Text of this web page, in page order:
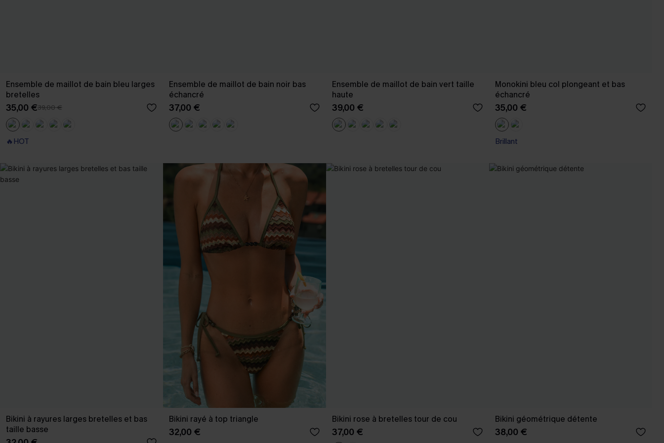
Ensemble de maillot de bain bleu larges
bretelles
35,00 €39,00 €
🔥HOT
Ensemble de maillot de bain noir bas
échancré
37,00 €
Ensemble de maillot de bain vert taille
haute
39,00 €
Monokini bleu col plongeant et bas
échancré
35,00 €
Brillant
Bikini à rayures larges bretelles et bas
taille basse
Bikini rayé à top triangle
32,00 €
Bikini rose à bretelles tour de cou
37,00 €
Bikini géométrique détente
38,00 €